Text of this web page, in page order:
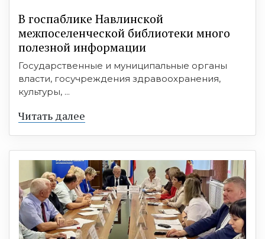
В госпаблике Навлинской
межпоселенческой библиотеки много
полезной информации
Государственные и муниципальные органы
власти, госучреждения здравоохранения,
культуры, ...
Читать далее